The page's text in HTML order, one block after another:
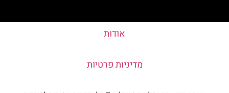
אודות
מדיניות פרטיות